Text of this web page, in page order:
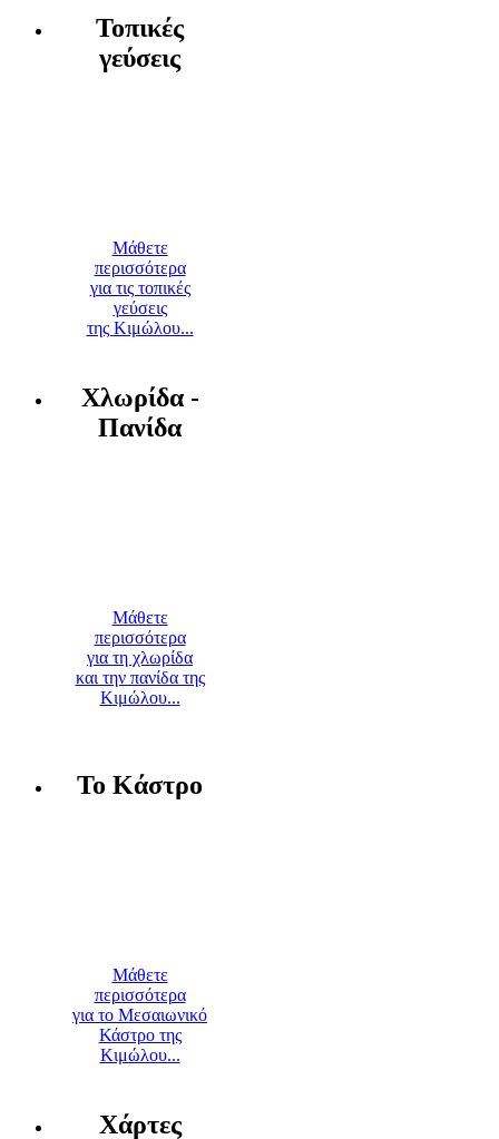
Τοπικές
γεύσεις
Μάθετε
περισσότερα
για τις τοπικές
γεύσεις
της Κιμώλου...
Χλωρίδα -
Πανίδα
Μάθετε
περισσότερα
για τη χλωρίδα
και την πανίδα της
Κιμώλου...
Το Κάστρο
Μάθετε
περισσότερα
για το Μεσαιωνικό
Κάστρο της
Κιμώλου...
Χάρτες